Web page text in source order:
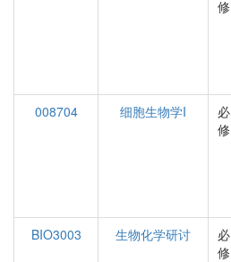
修
008704
细胞生物学I
必
修
BIO3003
生物化学研讨
必
修